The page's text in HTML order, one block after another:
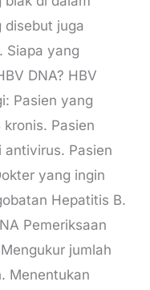
disebut juga
Siapa yang
DNA? HBV
Pasien yang
Pasien
antivirus. Pasien
yang ingin
Hepatitis B.
Pemeriksaan
jumlah
Menentukan